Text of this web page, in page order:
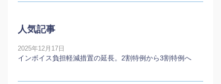
人気記事
2025年12月17日
インボイス負担軽減措置の延長。2割特例から3割特例へ